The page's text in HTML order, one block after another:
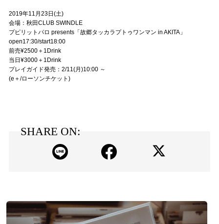
2019年11月23日(土)
会場：秋田CLUB SWINDLE
プピリットパロ presents「故郷タッカラプトゥワンマン in AKITA」
open17:30/start18:00
前売¥2500＋1Drink
当日¥3000＋1Drink
プレイガイド発売：2/11(月)10:00 ～
(e＋/ローソンチケット)
SHARE ON: